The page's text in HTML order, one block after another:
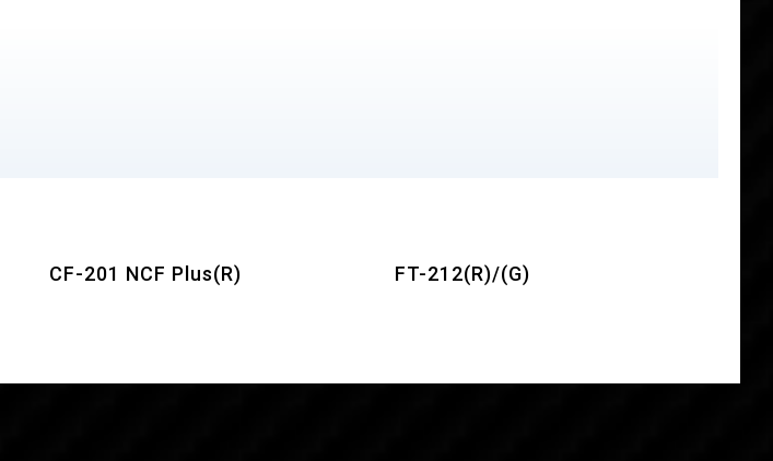
CF-201 NCF Plus(R) FT-212(R)/(G)